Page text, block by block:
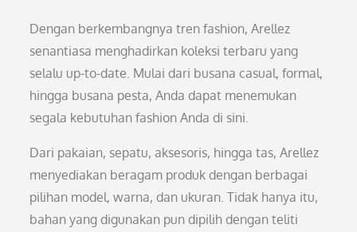
Dengan berkembangnya tren fashion, Arellez
senantiasa menghadirkan koleksi terbaru yang
selalu up-to-date. Mulai dari busana casual, formal,
hingga busana pesta, Anda dapat menemukan
segala kebutuhan fashion Anda di sini.
Dari pakaian, sepatu, aksesoris, hingga tas, Arellez
menyediakan beragam produk dengan berbagai
pilihan model, warna, dan ukuran. Tidak hanya itu,
bahan yang digunakan pun dipilih dengan teliti